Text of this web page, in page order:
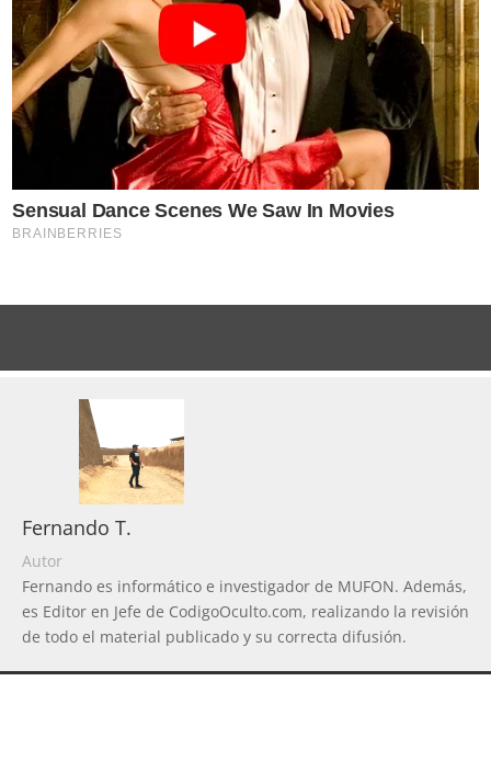
Fernando T.
Autor
Fernando es informático e investigador de MUFON. Además,
es Editor en Jefe de CodigoOculto.com, realizando la revisión
de todo el material publicado y su correcta difusión.